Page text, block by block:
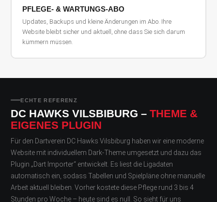
PFLEGE- & WARTUNGS-ABO
Updates, Backups und kleine Änderungen im Abo. Ihre
Website bleibt sicher und aktuell, ohne dass Sie sich darum
kümmern müssen.
ECHTE REFERENZ
DC HAWKS VILSBIBURG –THEME &
EIGENES PLUGIN
Für den Dartverein DC Hawks Vilsbiburg haben wir eine moderne
Website mit individuellem Dark-Theme umgesetzt und dazu das
Plugin „Dart Importer“ entwickelt. Es liest die Ligadaten
automatisch ein, sodass Tabellen und Spielpläne ohne manuelle
Arbeit aktuell bleiben. Vorher kostete diese Pflege rund 3 bis 4
Stunden pro Woche – heute sind es null. So sieht für uns